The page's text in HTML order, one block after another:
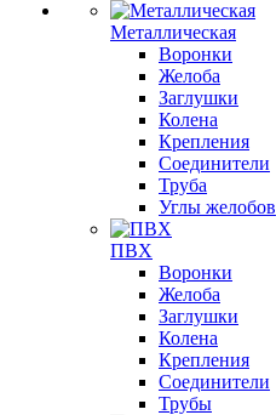
Металлическая
Воронки
Желоба
Заглушки
Колена
Крепления
Соединители
Труба
Углы желобов
ПВХ
Воронки
Желоба
Заглушки
Колена
Крепления
Соединители
Трубы